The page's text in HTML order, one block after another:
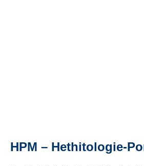
HPM – Hethitologie-